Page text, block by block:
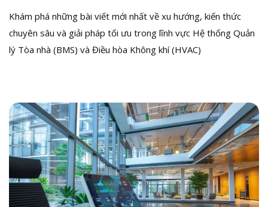
Khám phá những bài viết mới nhất về xu hướng, kiến thức
chuyên sâu và giải pháp tối ưu trong lĩnh vực Hệ thống Quản
lý Tòa nhà (BMS) và Điều hòa Không khí (HVAC)